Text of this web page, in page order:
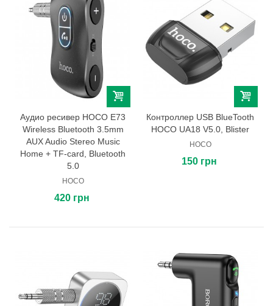
Аудио ресивер HOCO E73
Wireless Bluetooth 3.5mm
AUX Audio Stereo Music
Home + TF-card, Bluetooth
5.0
HOCO
420 грн
Контроллер USB BlueTooth
HOCO UA18 V5.0, Blister
HOCO
150 грн